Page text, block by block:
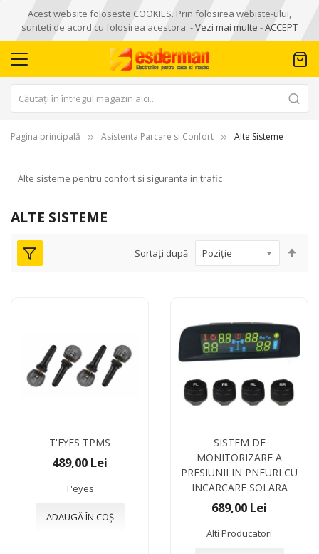
Acest website foloseste COOKIES. Prin folosirea webiste-ului,
sunteti de acord cu folosirea acestora. -Vezi mai multe -ACCEPT
Pagina principală Asistenta Parcare si Confort Alte Sisteme
Alte sisteme pentru confort si siguranta in trafic
ALTE SISTEME
Sortați după
T'EYES TPMS
489,00 Lei
T'eyes
ADAUGĂ ÎN COȘ
SISTEM DE
MONITORIZARE A
PRESIUNII IN PNEURI CU
INCARCARE SOLARA
689,00 Lei
Alti Producatori